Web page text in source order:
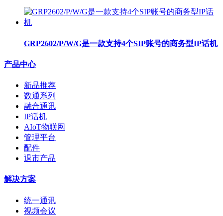
GRP2602/P/W/G是一款支持4个SIP账号的商务型IP话机
产品中心
新品推荐
数通系列
融合通讯
IP话机
AIoT物联网
管理平台
配件
退市产品
解决方案
统一通讯
视频会议